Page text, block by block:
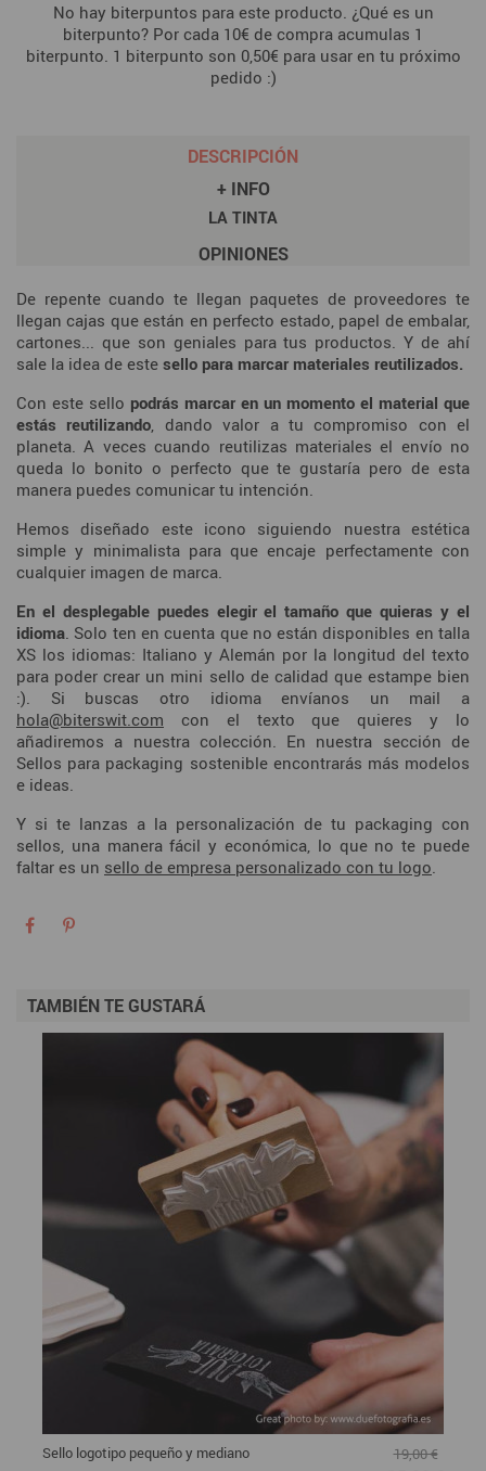
No hay biterpuntos para este producto. ¿Qué es un
biterpunto? Por cada 10€ de compra acumulas 1
biterpunto. 1 biterpunto son 0,50€ para usar en tu próximo
pedido :)
DESCRIPCIÓN
+ INFO
LA TINTA
OPINIONES
De repente cuando te llegan paquetes de proveedores te
llegan cajas que están en perfecto estado, papel de embalar,
cartones... que son geniales para tus productos. Y de ahí
sale la idea de este sello para marcar materiales reutilizados.
Con este sello podrás marcar en un momento el material que
estás reutilizando, dando valor a tu compromiso con el
planeta. A veces cuando reutilizas materiales el envío no
queda lo bonito o perfecto que te gustaría pero de esta
manera puedes comunicar tu intención.
Hemos diseñado este icono siguiendo nuestra estética
simple y minimalista para que encaje perfectamente con
cualquier imagen de marca.
En el desplegable puedes elegir el tamaño que quieras y el
idioma. Solo ten en cuenta que no están disponibles en talla
XS los idiomas: Italiano y Alemán por la longitud del texto
para poder crear un mini sello de calidad que estampe bien
:). Si buscas otro idioma envíanos un mail a
hola@biterswit.com con el texto que quieres y lo
añadiremos a nuestra colección. En nuestra sección de
Sellos para packaging sostenibleencontrarás más modelos
e ideas.
Y si te lanzas a la personalización de tu packaging con
sellos, una manera fácil y económica, lo que no te puede
faltar es un sello de empresa personalizado con tu logo.
TAMBIÉN TE GUSTARÁ
Sello logotipo pequeño y mediano 19,00 €